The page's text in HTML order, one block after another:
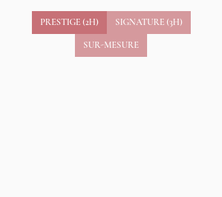
PRESTIGE (2H) SIGNATURE (3H)
SUR-MESURE